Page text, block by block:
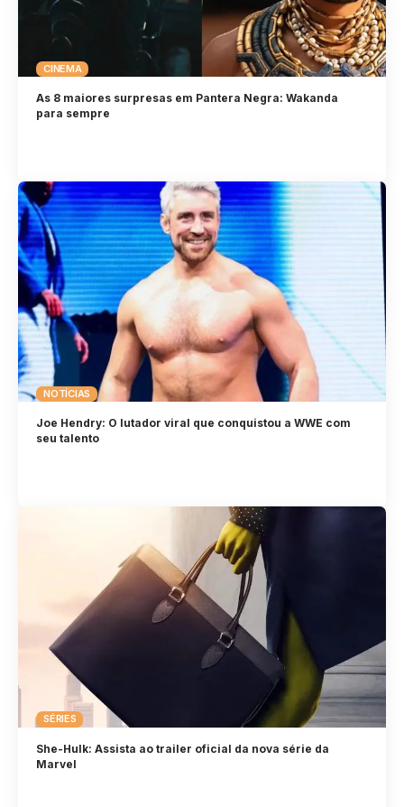
CINEMA
As 8 maiores surpresas em Pantera Negra: Wakanda
para sempre
NOTÍCIAS
Joe Hendry: O lutador viral que conquistou a WWE com
seu talento
SÉRIES
She-Hulk: Assista ao trailer oficial da nova série da
Marvel